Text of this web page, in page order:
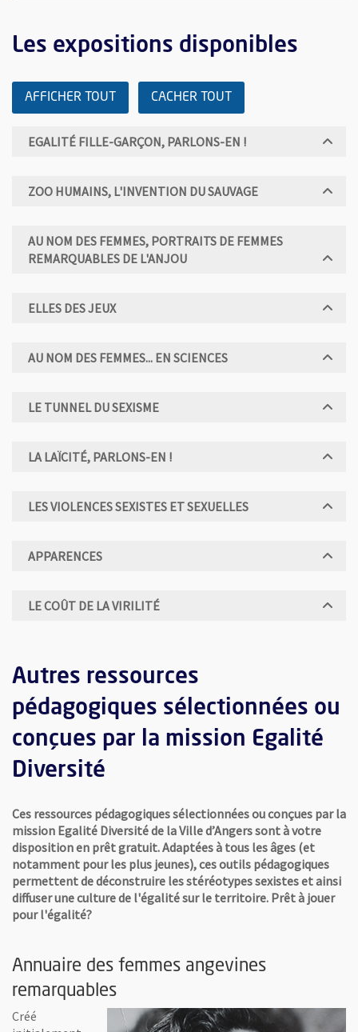
Les expositions disponibles
AFFICHER TOUT CACHER TOUT
EGALITÉ FILLE-GARÇON, PARLONS-EN !
ZOO HUMAINS, L'INVENTION DU SAUVAGE
AU NOM DES FEMMES, PORTRAITS DE FEMMES
REMARQUABLES DE L'ANJOU
ELLES DES JEUX
AU NOM DES FEMMES... EN SCIENCES
LE TUNNEL DU SEXISME
LA LAÏCITÉ, PARLONS-EN !
LES VIOLENCES SEXISTES ET SEXUELLES
APPARENCES
LE COÛT DE LA VIRILITÉ
Autres ressources
pédagogiques sélectionnées ou
conçues par la mission Egalité
Diversité
Ces ressources pédagogiques sélectionnées ou conçues par la
mission Egalité Diversité de la Ville d’Angers sont à votre
disposition en prêt gratuit.Adaptées à tous les âges (et
notamment pour les plus jeunes), ces outils pédagogiques
permettent de déconstruire les stéréotypes sexistes et ainsi
diffuser une culture de l'égalité sur le territoire. Prêt à jouer
pour l'égalité?
Annuaire des femmes angevines
remarquables
Créé